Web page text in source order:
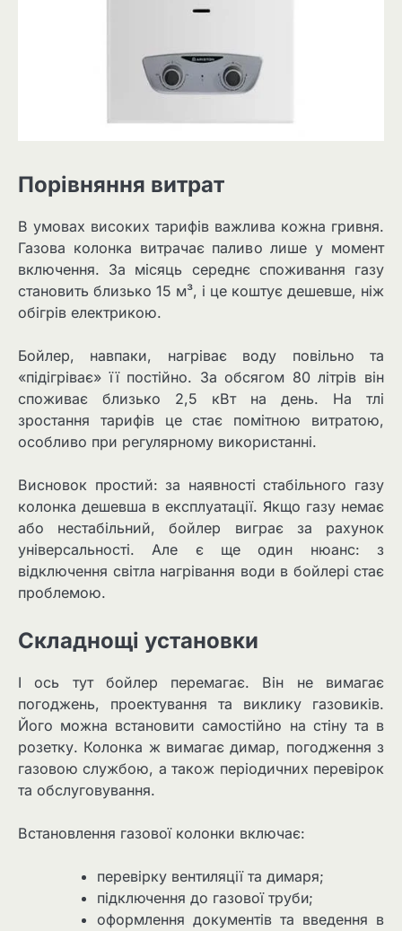
Порівняння витрат
В умовах високих тарифів важлива кожна гривня.
Газова колонка витрачає паливо лише у момент
включення. За місяць середнє споживання газу
становить близько 15 м³, і це коштує дешевше, ніж
обігрів електрикою.
Бойлер, навпаки, нагріває воду повільно та
«підігріває» її постійно. За обсягом 80 літрів він
споживає близько 2,5 кВт на день. На тлі
зростання тарифів це стає помітною витратою,
особливо при регулярному використанні.
Висновок простий: за наявності стабільного газу
колонка дешевша в експлуатації. Якщо газу немає
або нестабільний, бойлер виграє за рахунок
універсальності. Але є ще один нюанс: з
відключення світла нагрівання води в бойлері стає
проблемою.
Складнощі установки
І ось тут бойлер перемагає. Він не вимагає
погоджень, проектування та виклику газовиків.
Його можна встановити самостійно на стіну та в
розетку. Колонка ж вимагає димар, погодження з
газовою службою, а також періодичних перевірок
та обслуговування.
Встановлення газової колонки включає:
перевірку вентиляції та димаря;
підключення до газової труби;
оформлення документів та введення в